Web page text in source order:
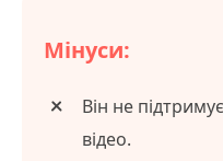
Мінуси:
Він не
відео.